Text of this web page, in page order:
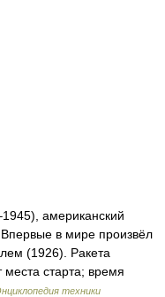
американский
Впервые в мире произвёл
(1926). Ракета
старта; время
техники